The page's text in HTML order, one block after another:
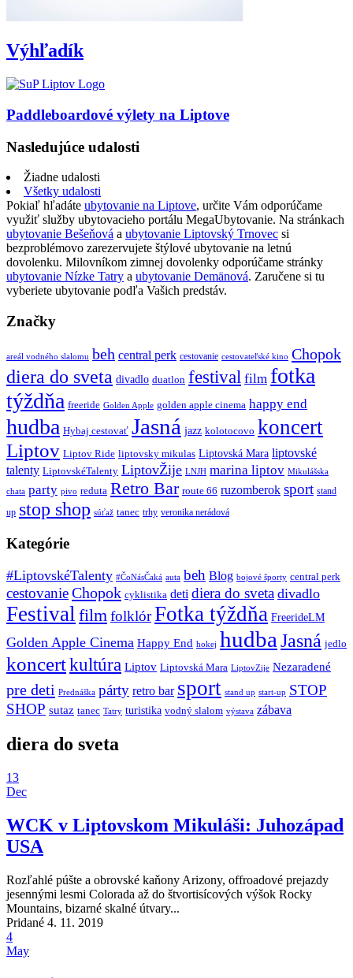
Výhľadík
Paddleboardové výlety na Liptove
Nasledujúce udalosti
Žiadne udalosti
Všetky udalosti
Pokiaľ hľadáte ubytovanie na Liptove, určite Vám odporúčame
využiť služby ubytovacieho portálu MegaUbytovanie. Na stránkach
ubytovanie Bešeňová a ubytovanie Liptovský Trnovec si
bezproblémovo zarezervujete štýlové ubytovanie na letnú
dovolenku. Milovníkom zimnej dovolenky odporúčame stránky
ubytovanie Nízke Tatry a ubytovanie Demänová. Zaručene si tu
vyberiete ubytovanie podľa Vašich predstáv.
Značky
areál vodného slalomu beh central perk cestovanie cestovateľské kino Chopok
diera do sveta divadlo duatlon festival film fotka
týždňa freeride Golden Apple golden apple cinema happy end
hudba Hybaj cestovať Jasná jazz kolotocovo koncert
Liptov Liptov Ride liptovsky mikulas Liptovská Mara liptovské
talenty LiptovskéTalenty LiptovŽije LNJH marina liptov Mikulášska
chata party pivo reduta Retro Bar route 66 ruzomberok sport stand
up stop shop súťaž tanec trhy veronika nerádová
Kategórie
#LiptovskéTalenty #ČoNásČaká auta beh Blog bojové športy central perk
cestovanieChopok cyklistika deti diera do sveta divadlo
Festival filmfolklórFotka týždňa FreerideLM
Golden Apple Cinema Happy End hokej hudba Jasná jedlo
koncertkultúra Liptov Liptovská Mara LiptovZije Nezaradené
pre deti Prednáška párty retro bar sport stand up start-up STOP
SHOP sutaz tanec Tatry turistika vodný slalom výstava zábava
diera do sveta
13
Dec
WCK v Liptovskom Mikuláši: Juhozápad
USA
Rozľahlé púšte a obrovské kaňony Arizony, offroadové prejazdy
jesennými lesmi Colorada až do štvortisícových výšok Rocky
Mountains, bizarné skalné útvary...
Pridané 4. 11. 2019
4
May